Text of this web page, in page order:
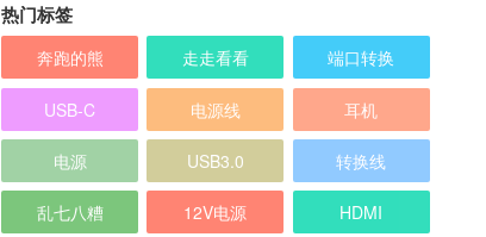
热门标签
奔跑的熊 走走看看 端口转换
USB-C 电源线 耳机
电源 USB3.0 转换线
乱七八糟 12V电源 HDMI